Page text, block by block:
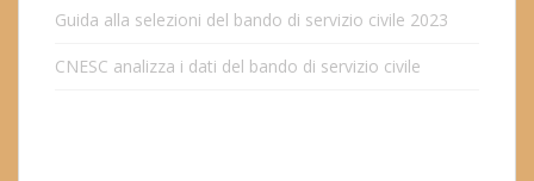
Guida alla selezioni del bando di servizio civile 2023
CNESC analizza i dati del bando di servizio civile